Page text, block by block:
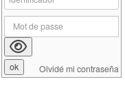
Olvidé mi contraseña